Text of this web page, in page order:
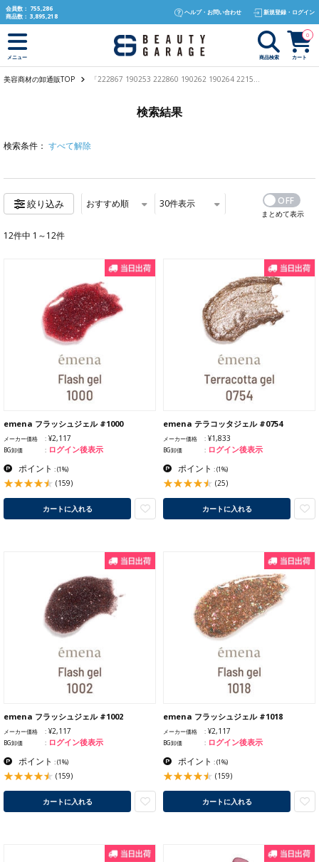
text.skipToContent
text.skipToNavigation
会員数： 755,286
商品数： 3,895,218
ヘルプ・お問い合わせ 新規登録・ログイン
メニュー 商品検索 カート
0
美容商材の卸通販TOP 「222867 190253 222860 190262 190264 2215...
検索結果
検索条件： すべて解除
絞り込み おすすめ順 30件表示
まとめて表示
12件中 1～12件
emena フラッシュジェル #1000
メーカー価格 ¥2,117
BG卸価 ログイン後表示
ポイント :(1%)
(159)
カートに入れる
emena テラコッタジェル #0754
メーカー価格 ¥1,833
BG卸価 ログイン後表示
ポイント :(1%)
(25)
カートに入れる
emena フラッシュジェル #1002
メーカー価格 ¥2,117
BG卸価 ログイン後表示
ポイント :(1%)
(159)
カートに入れる
emena フラッシュジェル #1018
メーカー価格 ¥2,117
BG卸価 ログイン後表示
ポイント :(1%)
(159)
カートに入れる